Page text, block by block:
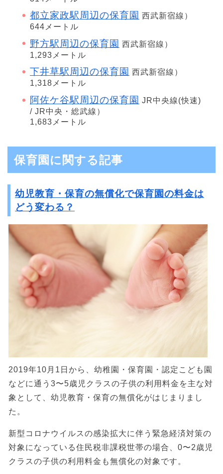
都立家政駅周辺の保育園 西武新宿線）
644メートル
野方駅周辺の保育園 西武新宿線）
1,293メートル
下井草駅周辺の保育園 西武新宿線）
1,318メートル
阿佐ケ谷駅周辺の保育園 JR中央線(快速)
/ JR中央・総武線）
1,683メートル
保育園に関する記事
幼児教育・保育の無償化で保育園の料金は
どう変わる？
2019年10月1日から、幼稚園・保育園・認定こども園
などに通う3〜5歳児クラスの子供の利用料金を主な対
象として、幼児教育・保育の無償化がはじまりまし
た。
新型コロナウイルスの感染拡大に伴う緊急経済対策の
対象になっている住民税非課税世帯の場合、0〜2歳児
クラスの子供の利用料金も無償化の対象です。